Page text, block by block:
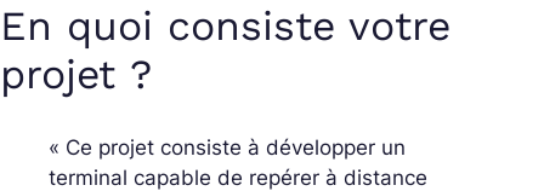
En quoi consiste votre
projet ?
« Ce projet consiste à développer un
terminal capable de repérer à distance